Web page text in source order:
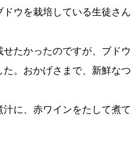
ウを栽培している生徒さ
たかったのですが、ブド
。おかげさまで、新鮮な
に、赤ワインをたして煮